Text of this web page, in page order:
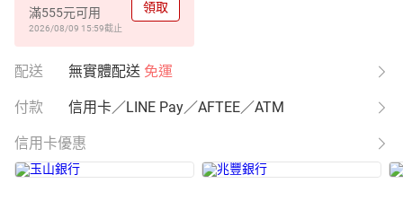
滿555元可用
2026/08/09 15:59截止
領取
配送 無實體配送 免運
付款 信用卡／LINE Pay／AFTEE／ATM
信用卡優惠